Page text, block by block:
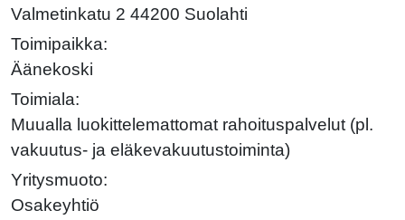
Valmetinkatu 2 44200 Suolahti
Toimipaikka:
Äänekoski
Toimiala:
Muualla luokittelemattomat rahoituspalvelut (pl.
vakuutus- ja eläkevakuutustoiminta)
Yritysmuoto:
Osakeyhtiö